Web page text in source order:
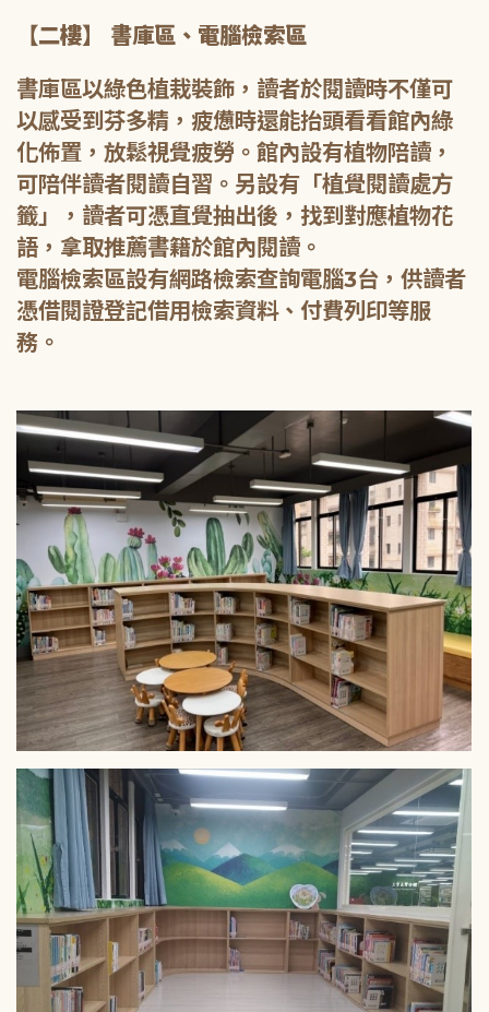
【二樓】 書庫區、電腦檢索區
書庫區以綠色植栽裝飾，讀者於閱讀時不僅可
以感受到芬多精，疲憊時還能抬頭看看館內綠
化佈置，放鬆視覺疲勞。館內設有植物陪讀，
可陪伴讀者閱讀自習。另設有「植覺閱讀處方
籤」，讀者可憑直覺抽出後，找到對應植物花
語，拿取推薦書籍於館內閱讀。
電腦檢索區設有網路檢索查詢電腦3台，供讀者
憑借閱證登記借用檢索資料、付費列印等服
務。